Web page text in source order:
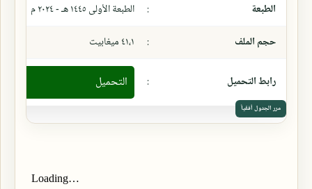
الطبعة
:
الطبعة الأولى ١٤٤٥ هـ - ٢٠٢٤ م
حجم الملف
: ٤١،١ ميغابيت
رابط التحميل : التحميل